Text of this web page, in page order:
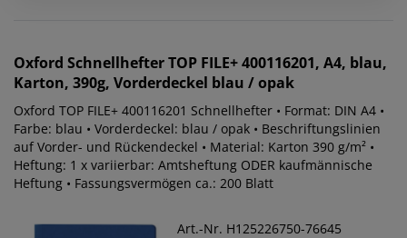
Oxford Schnellhefter TOP FILE+ 400116201, A4, blau,
Karton, 390g, Vorderdeckel blau / opak
Oxford TOP FILE+ 400116201 Schnellhefter • Format: DIN A4 •
Farbe: blau • Vorderdeckel: blau / opak • Beschriftungslinien
auf Vorder- und Rückendeckel • Material: Karton 390 g/m² •
Heftung: 1 x variierbar: Amtsheftung ODER kaufmännische
Heftung • Fassungsvermögen ca.: 200 Blatt
Art.-Nr. H125226750-76645